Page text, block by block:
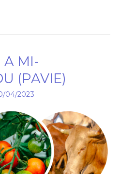
A MI-
(PAVIE)
04/2023